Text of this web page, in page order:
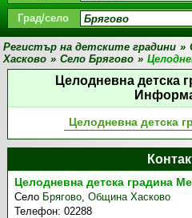
Град/село
Регистър на детските градини »
Хасково » Село Брягово »
Целодневна детска
Целодневна детска
Целодневна детска градина
Село Брягово,Община Хасково
Телефон:02288